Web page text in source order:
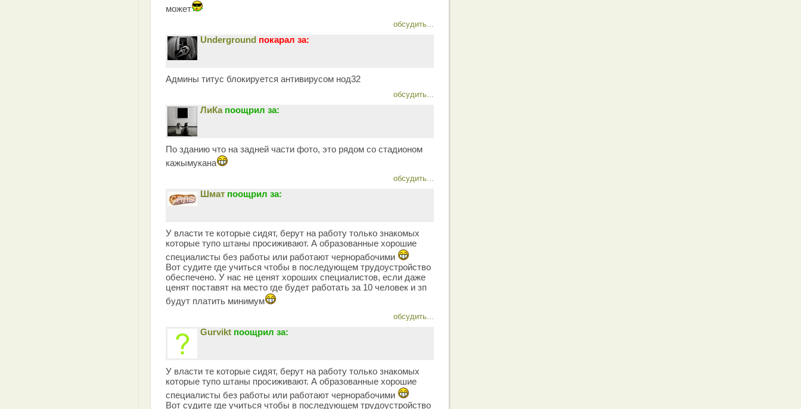
может
обсудить...
Underground покарал за:
Админы титус блокируется антивирусом нод32
обсудить...
ЛиКа поощрил за:
По зданию что на задней части фото, это рядом со стадионом
кажымукана
обсудить...
Шмат поощрил за:
У власти те которые сидят, берут на работу только знакомых
которые тупо штаны просиживают. А образованные хорошие
специалисты без работы или работают чернорабочими
Вот судите где учиться чтобы в последующем трудоустройство
обеспечено. У нас не ценят хороших специалистов, если даже
ценят поставят на место где будет работать за 10 человек и зп
будут платить минимум
обсудить...
Gurvikt поощрил за:
У власти те которые сидят, берут на работу только знакомых
которые тупо штаны просиживают. А образованные хорошие
специалисты без работы или работают чернорабочими
Вот судите где учиться чтобы в последующем трудоустройство